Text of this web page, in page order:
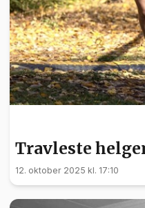
Travleste
12. oktober 2025 kl. 17:10